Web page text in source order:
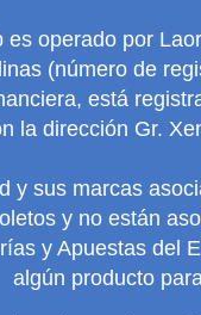
es operado por
(número de
está
la dirección Gr.
y sus marcas
y no están
y Apuestas del
algún producto